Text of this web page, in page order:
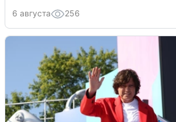
6 августа 256